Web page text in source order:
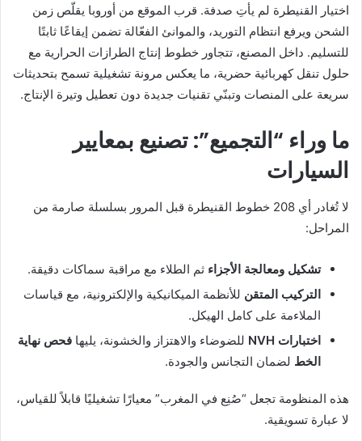
اختيار القنيطرة لم يأتِ صدفة. قرب الموقع من أوروبا يقلّص زمن
الشحن ويرفع انتظام التوريد، والموانئ الفعّالة تضمن إيقاعًا ثابتًا
للتسليم. داخل المصنع، تتجاور خطوط إنتاج الطرازات الحرارية مع
حلول تنقل كهربائية حضرية، ما يعكس مرونة تشغيلية تسمح بتحديثات
سريعة على المنصات وتبنّي تقنيات جديدة دون تعطيل وتيرة الإنتاج.
ما وراء “التجميع”: تصنيع بمعايير
السيارات
لا تُغادر أي 208 خطوط القنيطرة قبل المرور بسلسلة صارمة من
المراحل:
تشكيل ومعالجة الأجزاء ثم الطلاء مع مراقبة سماكات دقيقة.
التركيب المتقن للأنظمة الميكانيكية والإلكترونية، مع قياسات
الملاءمة على كامل الهيكل.
اختبارات NVH
للضوضاء والاهتزاز والخشونة، يليها فحص نهاية
الخط لضمان التجانس والجودة.
هذه المنظومة تجعل “صُنِع في المغرب” معيارًا تشغيليًا قابلاً للقياس،
لا عبارة تسويقية.